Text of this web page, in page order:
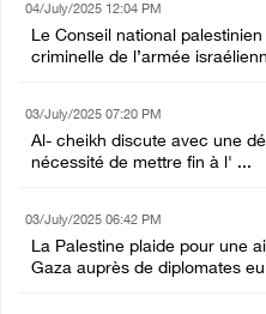
04/July/2025 12:04 PM
Le Conseil national
criminelle de l’armée
03/July/2025 07:20 PM
Al- cheikh discute avec une
nécessité de mettre fin à l' ...
03/July/2025 06:42 PM
La Palestine plaide pour une
Gaza auprès de diplomates